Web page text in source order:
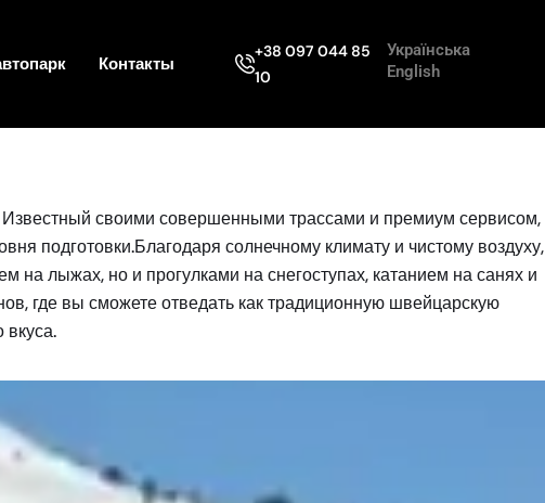
Контакты
+38 097 044 85
10
Українська
English
своими совершенными трассами и премиум сервисом,
подготовки.Благодаря солнечному климату и чистому воздуху,
на лыжах, но и прогулками на снегоступах, катанием на санях и
где вы сможете отведать как традиционную швейцарскую